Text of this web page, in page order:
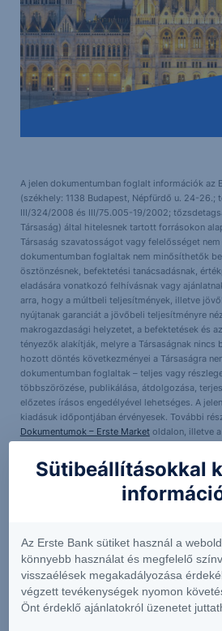
A jelen dokumentumban foglalt információk az
(székhely: 1138 Budapest, Népfürdő u. 24-26.;
III/324/2008 és III/75.005-19/2002;
Társaság) által hitelesnek tartott forrásokon
Társaság szavatosságot vagy felelősséget nem
dokumentumban foglaltak nem minősíthetők
ösztönzésnek, befektetési tanácsadásnak,
eladására vonatkozó felhívásnak vagy
arra, hogy a múltbeli teljesítmények, illetve
nyújtanak garanciát a jövőbeli teljesítményre
makrogazdasági helyzetet, a befektetések és
tényezők alakítják, melyre a Társaságnak nincs
hozott döntés következményei a Társaságra
dokumentumban foglaltak – teljes vagy
többszörözése, publikálása, átdolgozása,
előzetes írásos engedélyével lehetséges. A
kiadásuk időpontjában érvényesek. További
Dokumentumok – Erste Marketoldalon, illetve
Érdeklődik a részletek iránt?
További
Sütibeállításokkal
Az Erste Bank sütiket használ a
könnyebb használat és megfelelő
visszaélések megakadályozása
végzett tevékenységek nyomon
Önt érdeklő ajánlatokról üzenetet